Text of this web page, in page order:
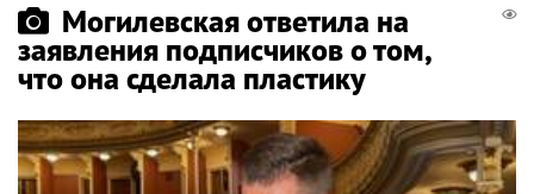
Могилевская ответила на
заявления подписчиков о том,
что она сделала пластику